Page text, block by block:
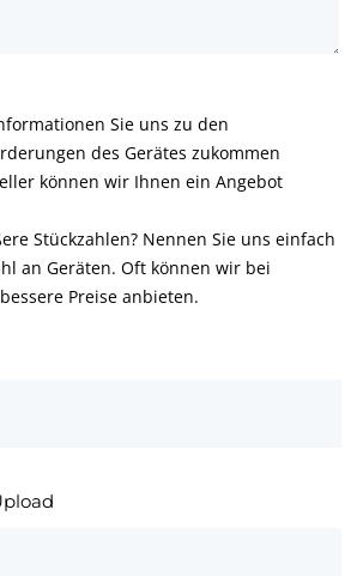
Sie uns zu den
des Gerätes zukommen
können wir Ihnen ein Angebot
Stückzahlen? Nennen Sie uns einfach
an Geräten. Oft können wir bei
Preise anbieten.